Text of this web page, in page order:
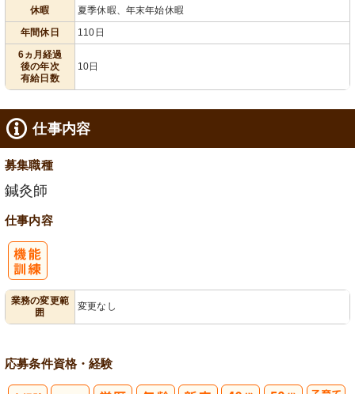
休暇
夏季休暇、年末年始休暇
年間休日
110日
6ヵ月経過
後の年次
有給日数
10日
仕事内容
募集職種
鍼灸師
仕事内容
業務の変更範
囲
変更なし
応募条件資格・経験